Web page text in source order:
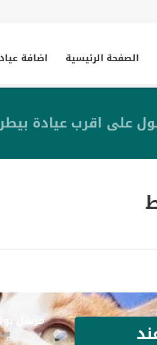
الصفحة الرئيسية اضافة
على اقرب عيادة
مرسل